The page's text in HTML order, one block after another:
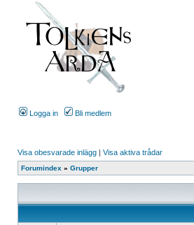
Logga in Bli medlem
Visa obesvarade inlägg | Visa aktiva trådar
Forumindex » Grupper